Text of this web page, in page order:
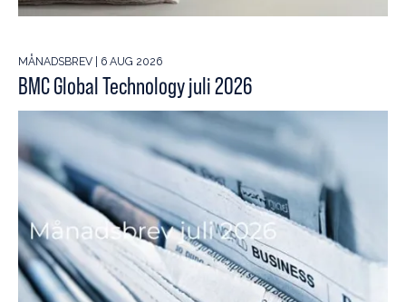
MÅNADSBREV | 6 AUG 2026
BMC Global Technology juli 2026